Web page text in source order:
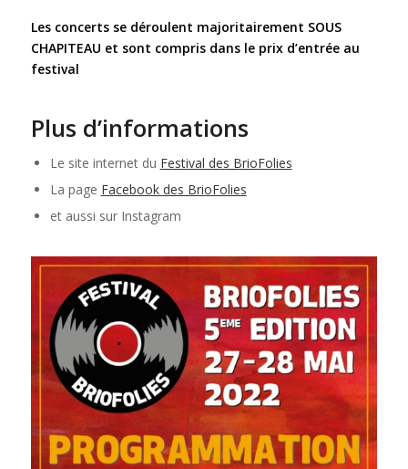
Les concerts se déroulent majoritairement SOUS
CHAPITEAU et sont compris dans le prix d’entrée au
festival
Plus d’informations
Le site internet du Festival des BrioFolies
La page Facebook des BrioFolies
et aussi sur Instagram